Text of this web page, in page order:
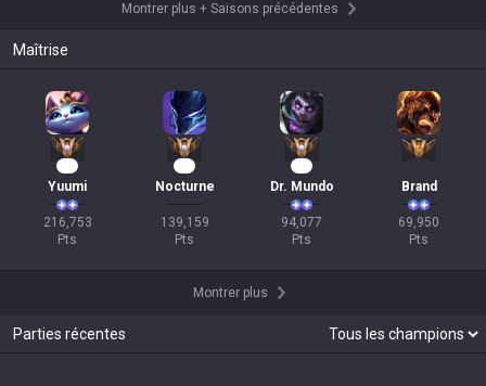
Montrer plus + Saisons précédentes
Maîtrise
Yuumi
216,753
Pts
Nocturne
139,159
Pts
Dr. Mundo
94,077
Pts
Brand
69,950
Pts
Montrer plus
Parties récentes